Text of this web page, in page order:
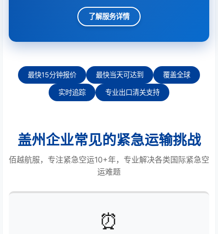
了解服务详情
最快15分钟报价 最快当天可达到 覆盖全球
实时追踪 专业出口清关支持
盖州企业常见的紧急运输挑战
佰越航服，专注紧急空运10+年，专业解决各类国际紧急空
运难题
⏰